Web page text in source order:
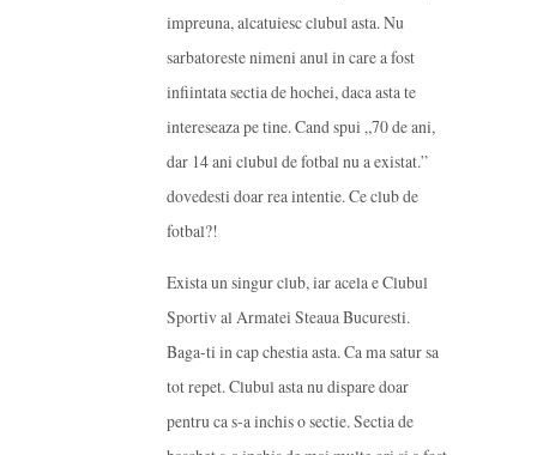
impreuna, alcatuiesc clubul asta. Nu
sarbatoreste nimeni anul in care a fost
infiintata sectia de hochei, daca asta te
intereseaza pe tine. Cand spui „70 de ani,
dar 14 ani clubul de fotbal nu a existat.”
dovedesti doar rea intentie. Ce club de
fotbal?!
Exista un singur club, iar acela e Clubul
Sportiv al Armatei Steaua Bucuresti.
Baga-ti in cap chestia asta. Ca ma satur sa
tot repet. Clubul asta nu dispare doar
pentru ca s-a inchis o sectie. Sectia de